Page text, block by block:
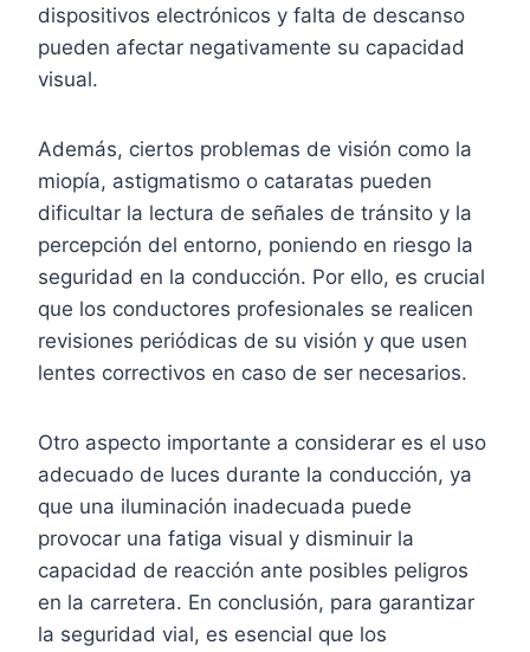
dispositivos electrónicos y falta de descanso
pueden afectar negativamente su capacidad
visual.
Además, ciertos problemas de visión como la
miopía, astigmatismo o cataratas pueden
dificultar la lectura de señales de tránsito y la
percepción del entorno, poniendo en riesgo la
seguridad en la conducción. Por ello, es crucial
que los conductores profesionales se realicen
revisiones periódicas de su visión y que usen
lentes correctivos en caso de ser necesarios.
Otro aspecto importante a considerar es el uso
adecuado de luces durante la conducción, ya
que una iluminación inadecuada puede
provocar una fatiga visual y disminuir la
capacidad de reacción ante posibles peligros
en la carretera. En conclusión, para garantizar
la seguridad vial, es esencial que los